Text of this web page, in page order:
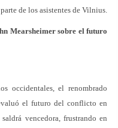
de los asistentes de Vilnius.
Mearsheimer sobre el futuro
occidentales, el renombrado
el futuro del conflicto en
vencedora, frustrando en